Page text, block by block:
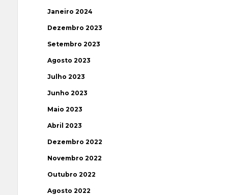
Janeiro 2024
Dezembro 2023
Setembro 2023
Agosto 2023
Julho 2023
Junho 2023
Maio 2023
Abril 2023
Dezembro 2022
Novembro 2022
Outubro 2022
Agosto 2022